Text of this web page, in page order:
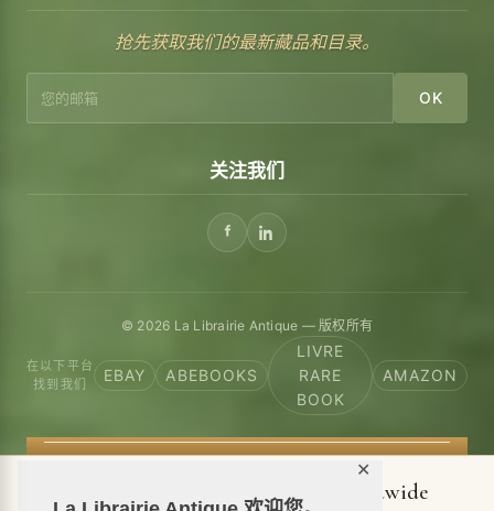
✕
抢先获取我们的最新藏品和目录。
OK
关注我们
© 2026 La Librairie Antique — 版权所有
在以下平台
找到我们
EBAY ABEBOOKS
LIVRE
RARE
BOOK
AMAZON
📦 We ship antiquarian books worldwide